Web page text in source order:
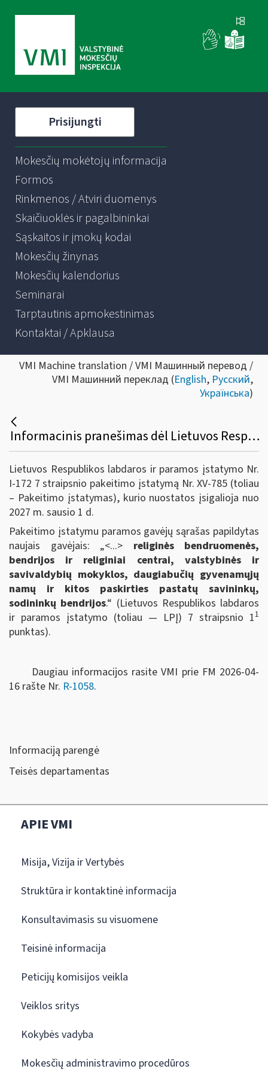
Prisijungti
Mokesčių mokėtojų informacija
Formos
Rinkmenos / Atviri duomenys
Skaičiuoklės ir pagalbininkai
Sąskaitos ir įmokų kodai
Mokesčių žinynas
Mokesčių kalendorius
Seminarai
Tarptautinis apmokestinimas
Kontaktai / Apklausa
VMI Machine translation / VMI Машинный перевод /
VMI Машинний переклад (English, Русский,
Українська)
Informacinis pranešimas dėl Lietuvos Respublikos labdaros ir paramos įstatymo 7 straipsnio pakeitimo įstatymo
Lietuvos Respublikos labdaros ir paramos įstatymo Nr.
I-172 7 straipsnio pakeitimo įstatymą Nr. XV-785 (toliau
– Pakeitimo įstatymas), kurio nuostatos įsigalioja nuo
2027 m. sausio 1 d.
Pakeitimo įstatymu paramos gavėjų sąrašas papildytas
naujais gavėjais: „<...> religinės bendruomenės,
bendrijos ir religiniai centrai, valstybinės ir
savivaldybių mokyklos, daugiabučių gyvenamųjų
namų ir kitos paskirties pastatų savininkų,
sodininkų bendrijos.“ (Lietuvos Respublikos labdaros
ir paramos įstatymo (toliau — LPĮ) 7 straipsnio 11
punktas).
Daugiau informacijos rasite VMI prie FM 2026-04-
16 rašte Nr. R-1058.
Informaciją parengė
Teisės departamentas
APIE VMI
Misija, Vizija ir Vertybės
Struktūra ir kontaktinė informacija
Konsultavimasis su visuomene
Teisinė informacija
Peticijų komisijos veikla
Veiklos sritys
Kokybės vadyba
Mokesčių administravimo procedūros